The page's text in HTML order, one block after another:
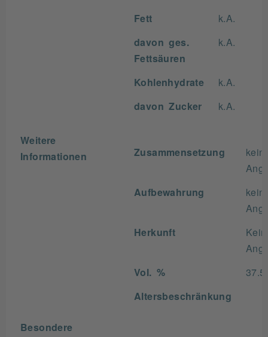
Fett k.A.
davon ges.
Fettsäuren
k.A.
Kohlenhydrate k.A.
davon Zucker k.A.
Weitere
Informationen
Zusammensetzung
Aufbewahrung
Herkunft
Vol. % 37.5
Altersbeschränkung
Besondere